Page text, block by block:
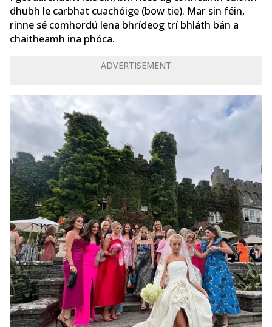
dhubh le carbhat cuachóige (bow tie). Mar sin féin,
rinne sé comhordú lena bhrídeog trí bhláth bán a
chaitheamh ina phóca.
ADVERTISEMENT